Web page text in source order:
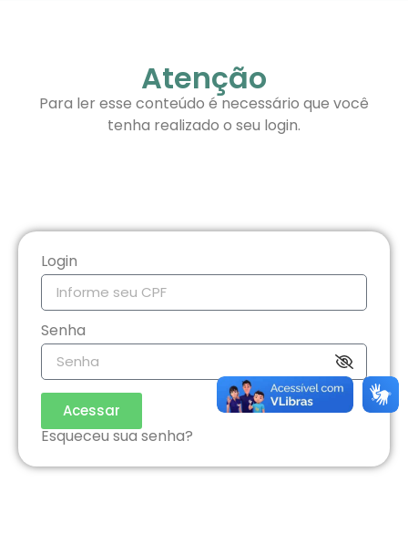
Atenção
Para ler esse conteúdo é necessário que você
tenha realizado o seu login.
Login
Senha
Acessar
Esqueceu sua senha?